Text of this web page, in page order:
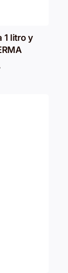
1 litro y